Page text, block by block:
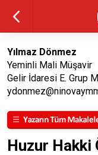
Yılmaz Dönmez
Yeminli Mali Müşavir
Gelir İdaresi E. Grup
Huzur Hakki